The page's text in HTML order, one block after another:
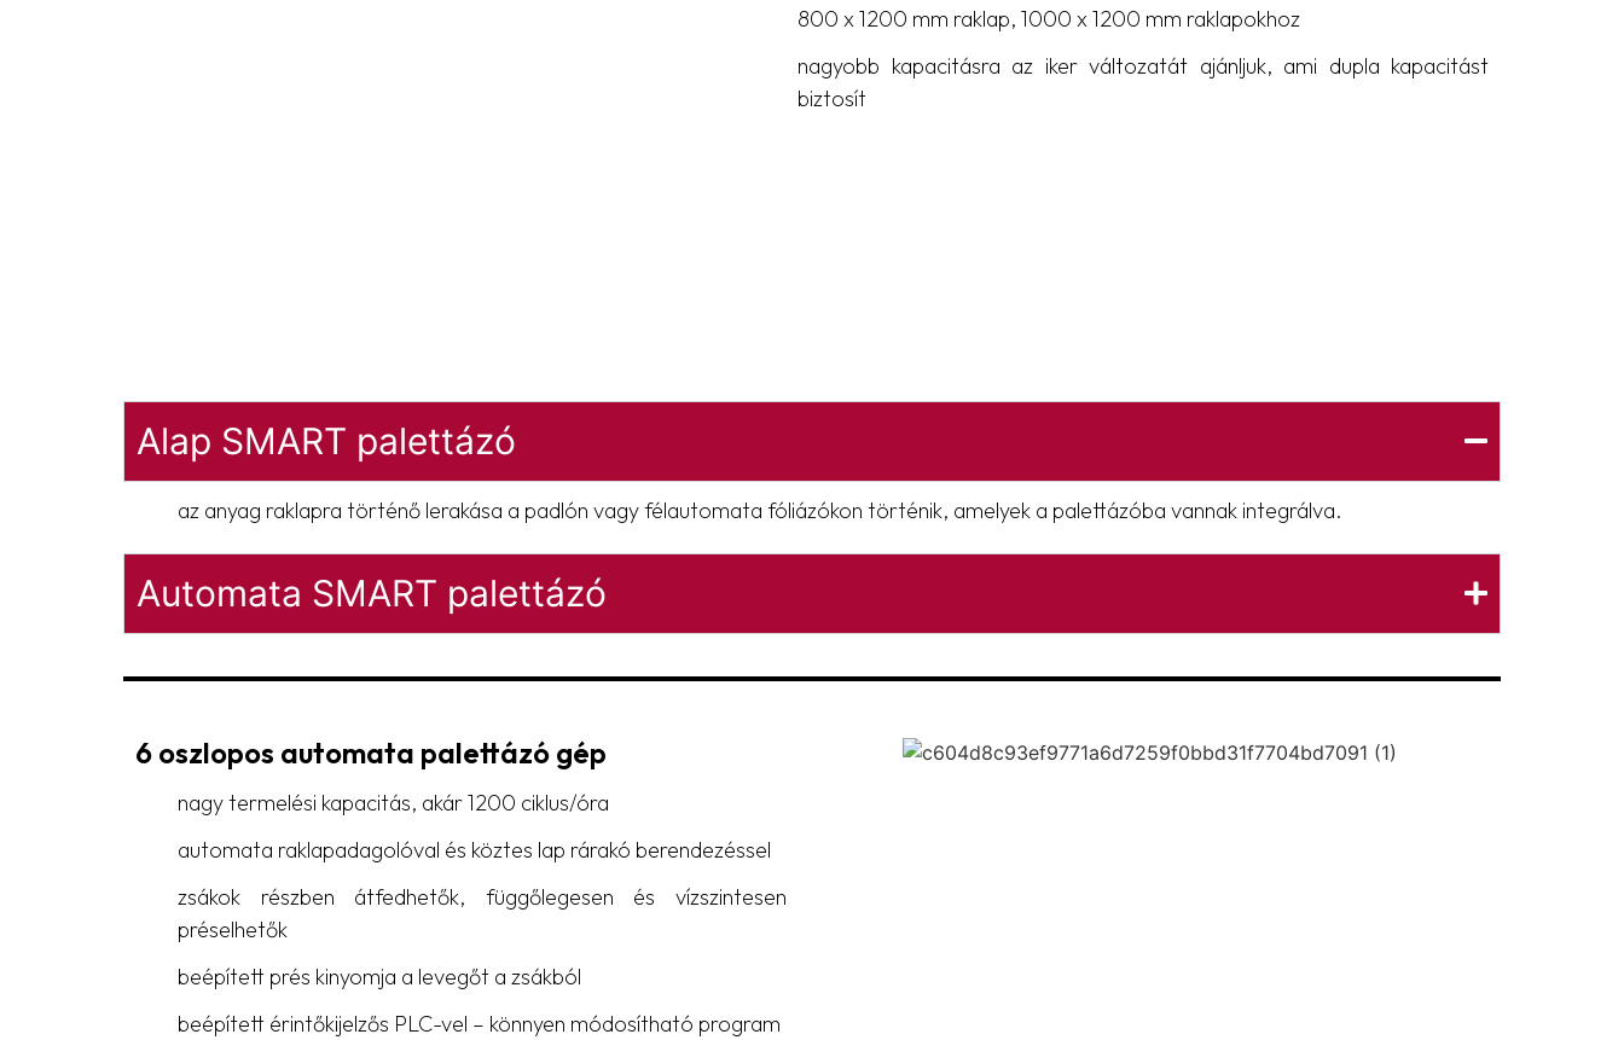
800 x 1200 mm raklap, 1000 x 1200 mm raklapokhoz
nagyobb kapacitásra az iker változatát ajánljuk, ami dupla kapacitást
biztosít
Alap SMART palettázó
az anyag raklapra történő lerakása a padlón vagy félautomata fóliázókon történik, amelyek a palettázóba vannak integrálva.
Automata SMART palettázó
6 oszlopos automata palettázó gép
nagy termelési kapacitás, akár 1200 ciklus/óra
automata raklapadagolóval és köztes lap rárakó berendezéssel
zsákok részben átfedhetők, függőlegesen és vízszintesen
préselhetők
beépített prés kinyomja a levegőt a zsákból
beépített érintőkijelzős PLC-vel – könnyen módosítható program